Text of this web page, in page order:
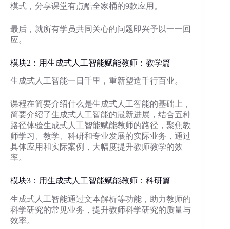
模式，分享课堂有点酷全家桶的9款应用。
最后，就所有学员共同关心的问题即兴予以一一回
应。
模块2：用生成式人工智能赋能教师：教学篇
生成式人工智能一日千里，重新塑造千行百业。
课程在简要介绍什么是生成式人工智能的基础上，
简要介绍了生成式人工智能的最新进展，结合五种
路径体验生成式人工智能赋能教师的路径，聚焦教
师学习、教学、科研和专业发展的实际业务，通过
具体应用和实际案例，大幅度提升教师教学的效
率。
模块3：用生成式人工智能赋能教师：科研篇
生成式人工智能通过文本解析等功能，助力教师的
科学研究的常见业务，提升教师科学研究的质量与
效率。